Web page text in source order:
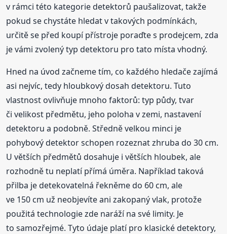
v rámci této kategorie detektorů paušalizovat, takže
pokud se chystáte hledat v takových podmínkách,
určitě se před koupí přístroje poraďte s prodejcem, zda
je vámi zvolený typ detektoru pro tato místa vhodný.
Hned na úvod začneme tím, co každého hledače zajímá
asi nejvíc, tedy hloubkový dosah detektoru. Tuto
vlastnost ovlivňuje mnoho faktorů: typ půdy, tvar
či velikost předmětu, jeho poloha v zemi, nastavení
detektoru a podobně. Středně velkou minci je
pohybový detektor schopen rozeznat zhruba do 30 cm.
U větších předmětů dosahuje i větších hloubek, ale
rozhodně tu neplatí přímá úměra. Například taková
přilba je detekovatelná řekněme do 60 cm, ale
ve 150 cm už neobjevíte ani zakopaný vlak, protože
použitá technologie zde naráží na své limity. Je
to samozřejmé. Tyto údaje platí pro klasické detektory,